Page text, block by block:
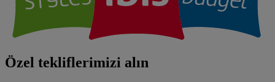
Özel tekliflerimizi alın